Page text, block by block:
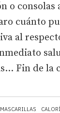
MASCARILLAS
o consolas
cuánto
al
Fin de la